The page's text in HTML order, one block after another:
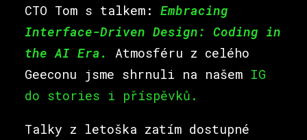
CTO Tom s talkem: Embracing
Interface-Driven Design: Coding in
the AI Era.
Atmosféru z celého
Geeconu jsme shrnuli na našem IG
do stories i příspěvků.
Talky z letoška zatím dostupné